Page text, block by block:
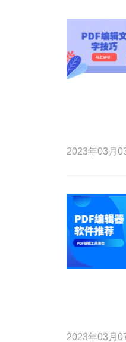
2023年03月
2023年03月